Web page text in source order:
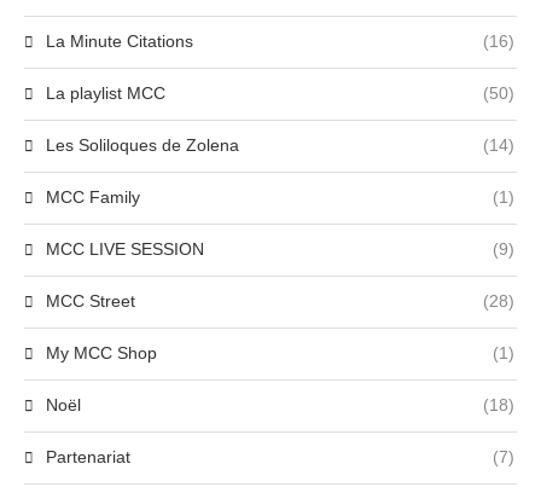
La Minute Citations (16)
La playlist MCC (50)
Les Soliloques de Zolena (14)
MCC Family (1)
MCC LIVE SESSION (9)
MCC Street (28)
My MCC Shop (1)
Noël (18)
Partenariat (7)